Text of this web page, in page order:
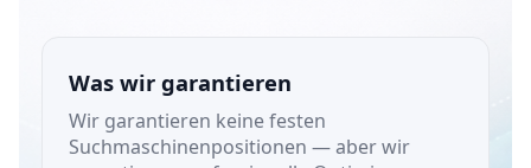
Was wir garantieren
Wir garantieren keine festen
Suchmaschinenpositionen — aber wir